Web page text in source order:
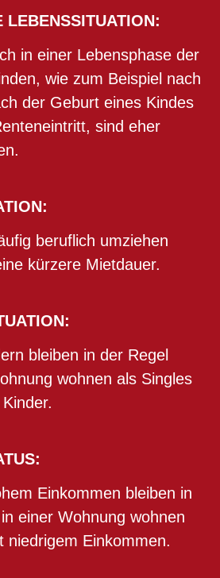
LEBENSSITUATION:
in einer Lebensphase der
wie zum Beispiel nach
der Geburt eines Kindes
sind eher
beruflich umziehen
kürzere Mietdauer.
bleiben in der Regel
wohnen als Singles
Einkommen bleiben in
einer Wohnung wohnen
niedrigem Einkommen.